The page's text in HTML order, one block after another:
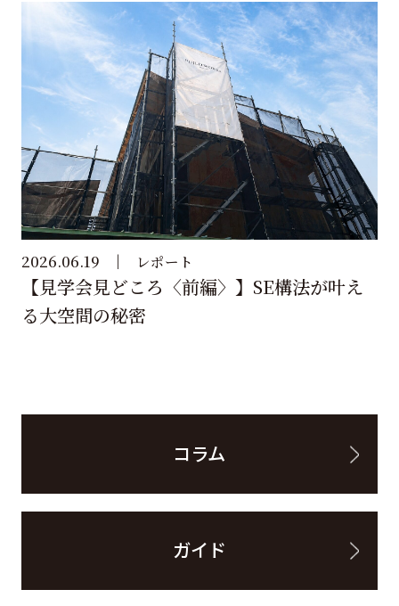
2026.06.19 レポート
【見学会見どころ〈前編〉】SE構法が叶え
る大空間の秘密
コラム
ガイド